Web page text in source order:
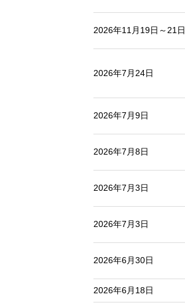
2026年11月19日～21日
2026年7月24日
2026年7月9日
2026年7月8日
2026年7月3日
2026年7月3日
2026年6月30日
2026年6月18日